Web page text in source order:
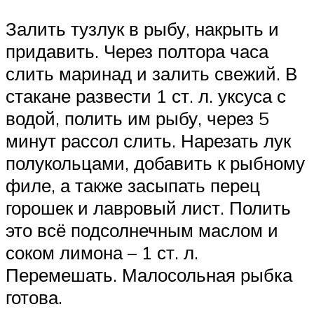
Залить тузлук в рыбу, накрыть и
придавить. Через полтора часа
слить маринад и залить свежий. В
стакане развести 1 ст. л. уксуса с
водой, полить им рыбу, через 5
минут рассол слить. Нарезать лук
полукольцами, добавить к рыбному
филе, а также засыпать перец
горошек и лавровый лист. Полить
это всё подсолнечным маслом и
соком лимона – 1 ст. л.
Перемешать. Малосольная рыбка
готова.